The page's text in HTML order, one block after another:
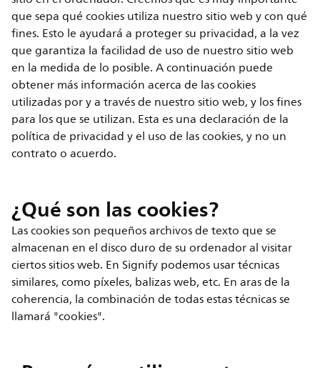
que sepa qué cookies utiliza nuestro sitio web y con qué
fines. Esto le ayudará a proteger su privacidad, a la vez
que garantiza la facilidad de uso de nuestro sitio web
en la medida de lo posible. A continuación puede
obtener más información acerca de las cookies
utilizadas por y a través de nuestro sitio web, y los fines
para los que se utilizan. Esta es una declaración de la
política de privacidad y el uso de las cookies, y no un
contrato o acuerdo.
¿Qué son las cookies?
Las cookies son pequeños archivos de texto que se
almacenan en el disco duro de su ordenador al visitar
ciertos sitios web. En Signify podemos usar técnicas
similares, como píxeles, balizas web, etc. En aras de la
coherencia, la combinación de todas estas técnicas se
llamará "cookies".